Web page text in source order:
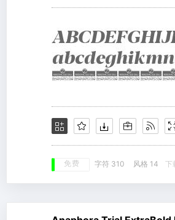
免费 字符 310 风格 14 下